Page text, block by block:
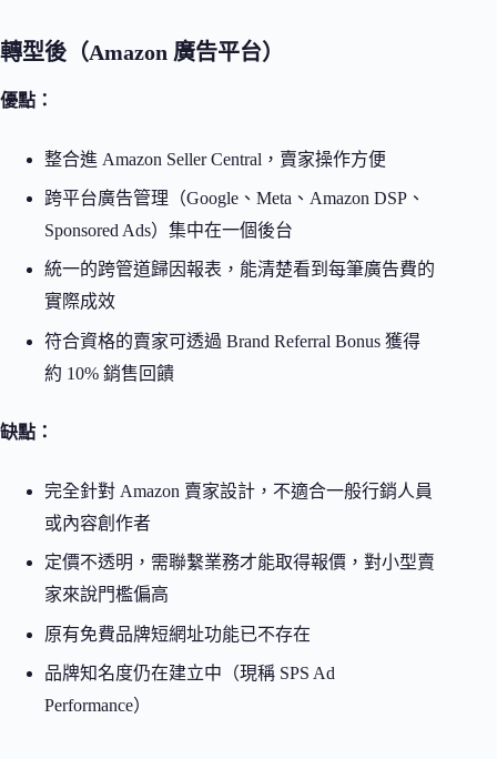
轉型後（Amazon 廣告平台）
優點：
整合進 Amazon Seller Central，賣家操作方便
跨平台廣告管理（Google、Meta、Amazon DSP、
Sponsored Ads）集中在一個後台
統一的跨管道歸因報表，能清楚看到每筆廣告費的
實際成效
符合資格的賣家可透過 Brand Referral Bonus 獲得
約 10% 銷售回饋
缺點：
完全針對 Amazon 賣家設計，不適合一般行銷人員
或內容創作者
定價不透明，需聯繫業務才能取得報價，對小型賣
家來說門檻偏高
原有免費品牌短網址功能已不存在
品牌知名度仍在建立中（現稱 SPS Ad
Performance）